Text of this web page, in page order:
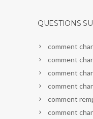
QUESTIONS
comment
comment
comment
comment
comment
comment